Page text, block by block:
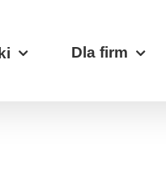
Dla firm